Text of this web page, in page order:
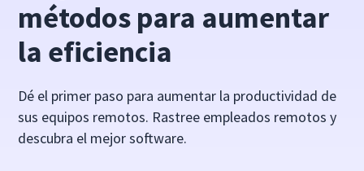
métodos para aumentar
la eficiencia
Dé el primer paso para aumentar la productividad de
sus equipos remotos. Rastree empleados remotos y
descubra el mejor software.